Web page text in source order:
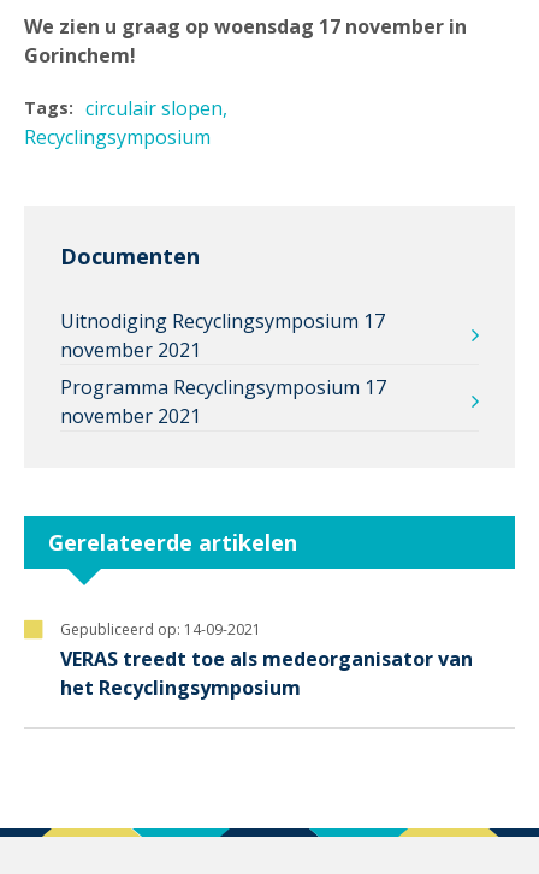
We zien u graag op woensdag 17 november in
Gorinchem!
Tags: circulair slopen
Recyclingsymposium
Documenten
Uitnodiging Recyclingsymposium 17
november 2021
Programma Recyclingsymposium 17
november 2021
Gerelateerde artikelen
Gepubliceerd op: 14-09-2021
VERAS treedt toe als medeorganisator van
het Recyclingsymposium